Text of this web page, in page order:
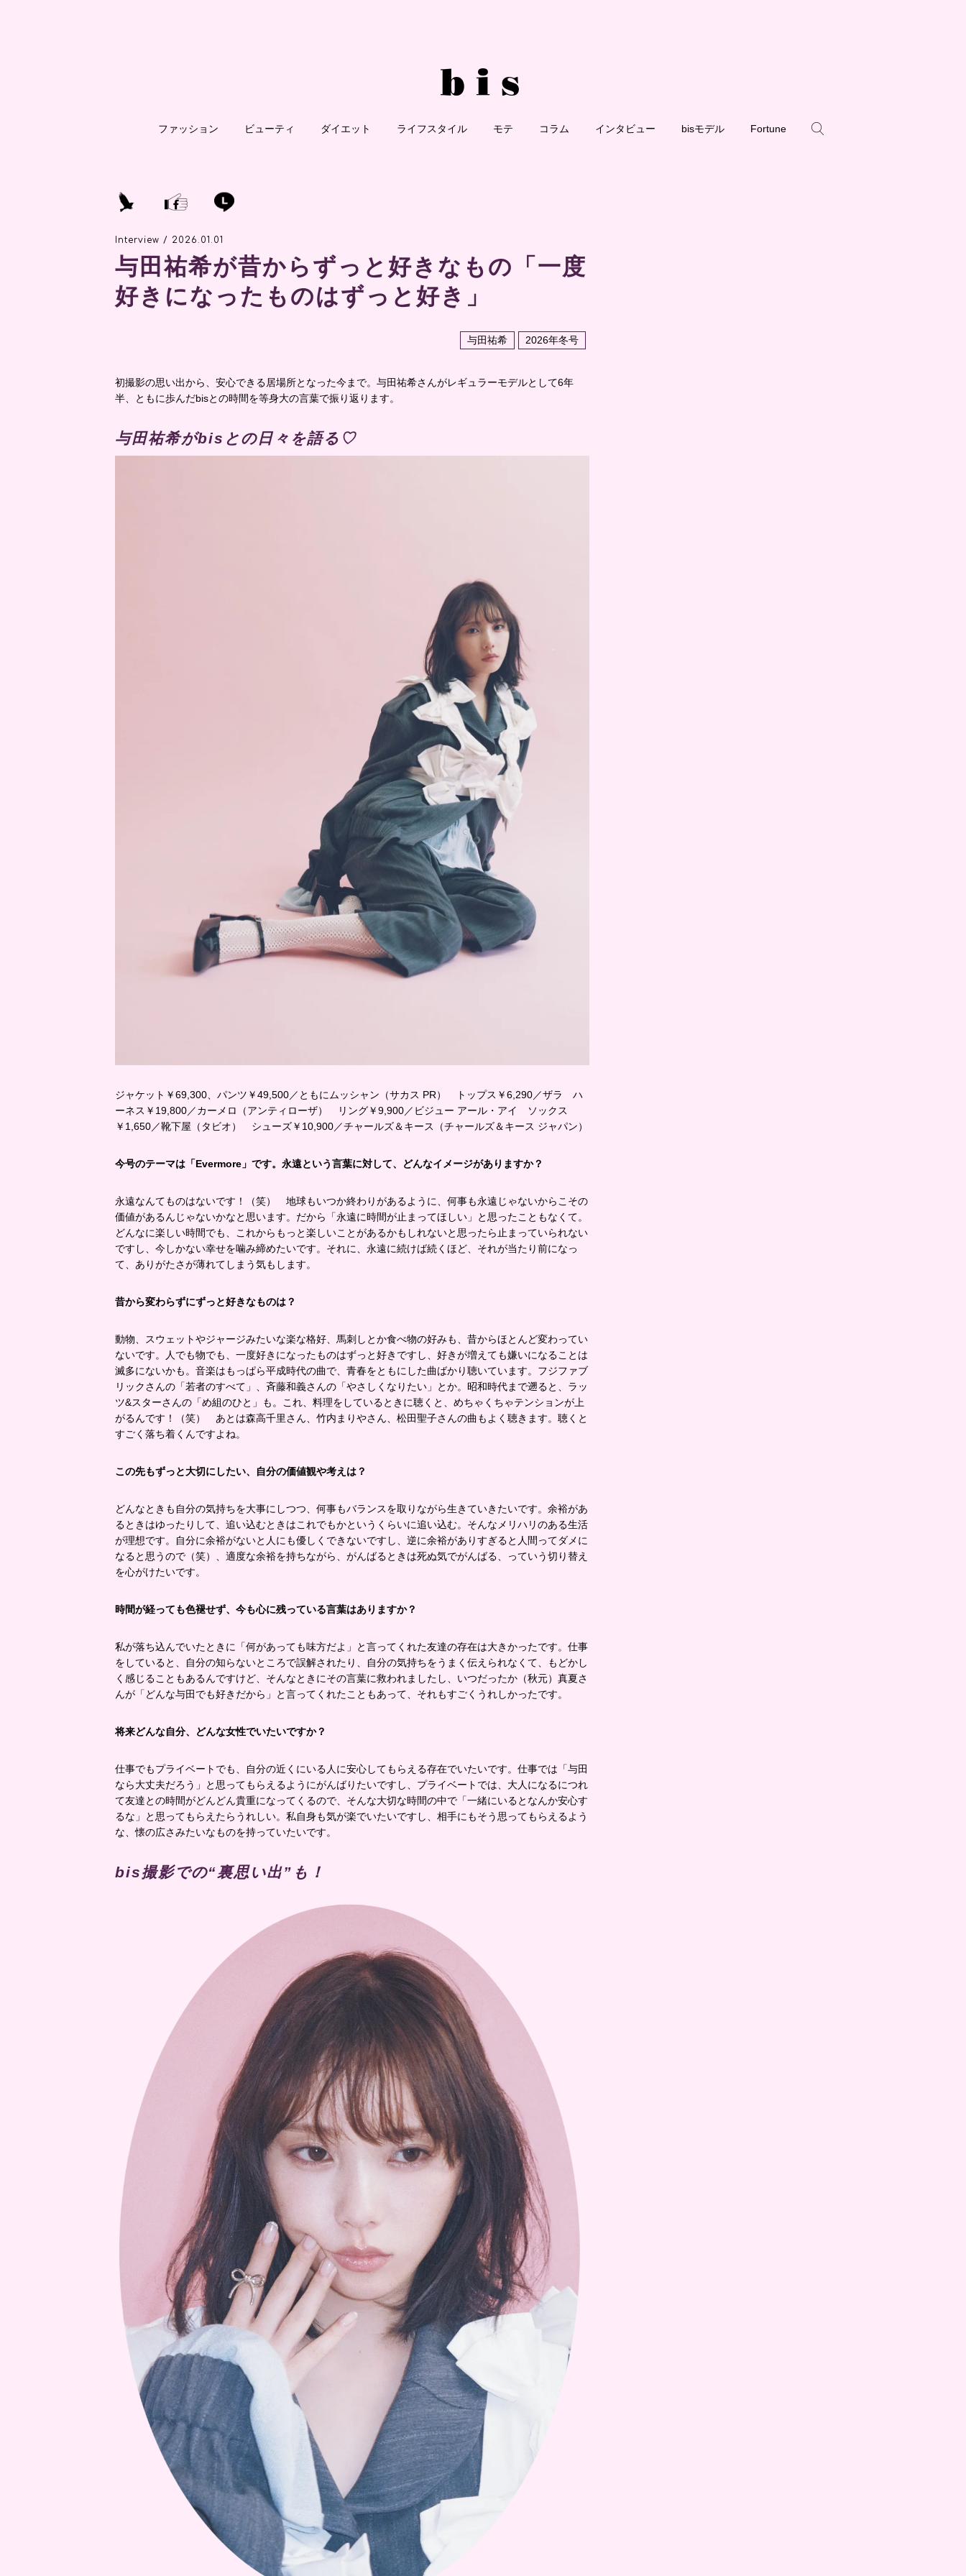
ファッション ビューティ ダイエット ライフスタイル モテ コラム インタビュー bisモデル Fortune
Interview / 2026.01.01
与田祐希が昔からずっと好きなもの「一度
好きになったものはずっと好き」
与田祐希 2026年冬号
初撮影の思い出から、安心できる居場所となった今まで。与田祐希さんがレギュラーモデルとして6年
半、ともに歩んだbisとの時間を等身大の言葉で振り返ります。
与田祐希がbisとの日々を語る♡
ジャケット￥69,300、パンツ￥49,500／ともにムッシャン（サカス PR） トップス￥6,290／ザラ ハ
ーネス￥19,800／カーメロ（アンティローザ） リング￥9,900／ビジュー アール・アイ ソックス
￥1,650／靴下屋（タビオ） シューズ￥10,900／チャールズ＆キース（チャールズ＆キース ジャパン）
今号のテーマは「Evermore」です。永遠という言葉に対して、どんなイメージがありますか？
永遠なんてものはないです！（笑） 地球もいつか終わりがあるように、何事も永遠じゃないからこその
価値があるんじゃないかなと思います。だから「永遠に時間が止まってほしい」と思ったこともなくて。
どんなに楽しい時間でも、これからもっと楽しいことがあるかもしれないと思ったら止まっていられない
ですし、今しかない幸せを噛み締めたいです。それに、永遠に続けば続くほど、それが当たり前になっ
て、ありがたさが薄れてしまう気もします。
昔から変わらずにずっと好きなものは？
動物、スウェットやジャージみたいな楽な格好、馬刺しとか食べ物の好みも、昔からほとんど変わってい
ないです。人でも物でも、一度好きになったものはずっと好きですし、好きが増えても嫌いになることは
滅多にないかも。音楽はもっぱら平成時代の曲で、青春をともにした曲ばかり聴いています。フジファブ
リックさんの「若者のすべて」、斉藤和義さんの「やさしくなりたい」とか。昭和時代まで遡ると、ラッ
ツ&スターさんの「め組のひと」も。これ、料理をしているときに聴くと、めちゃくちゃテンションが上
がるんです！（笑） あとは森高千里さん、竹内まりやさん、松田聖子さんの曲もよく聴きます。聴くと
すごく落ち着くんですよね。
この先もずっと大切にしたい、自分の価値観や考えは？
どんなときも自分の気持ちを大事にしつつ、何事もバランスを取りながら生きていきたいです。余裕があ
るときはゆったりして、追い込むときはこれでもかというくらいに追い込む。そんなメリハリのある生活
が理想です。自分に余裕がないと人にも優しくできないですし、逆に余裕がありすぎると人間ってダメに
なると思うので（笑）、適度な余裕を持ちながら、がんばるときは死ぬ気でがんばる、っていう切り替え
を心がけたいです。
時間が経っても色褪せず、今も心に残っている言葉はありますか？
私が落ち込んでいたときに「何があっても味方だよ」と言ってくれた友達の存在は大きかったです。仕事
をしていると、自分の知らないところで誤解されたり、自分の気持ちをうまく伝えられなくて、もどかし
く感じることもあるんですけど、そんなときにその言葉に救われましたし、いつだったか（秋元）真夏さ
んが「どんな与田でも好きだから」と言ってくれたこともあって、それもすごくうれしかったです。
将来どんな自分、どんな女性でいたいですか？
仕事でもプライベートでも、自分の近くにいる人に安心してもらえる存在でいたいです。仕事では「与田
なら大丈夫だろう」と思ってもらえるようにがんばりたいですし、プライベートでは、大人になるにつれ
て友達との時間がどんどん貴重になってくるので、そんな大切な時間の中で「一緒にいるとなんか安心す
るな」と思ってもらえたらうれしい。私自身も気が楽でいたいですし、相手にもそう思ってもらえるよう
な、懐の広さみたいなものを持っていたいです。
bis撮影での“裏思い出”も！